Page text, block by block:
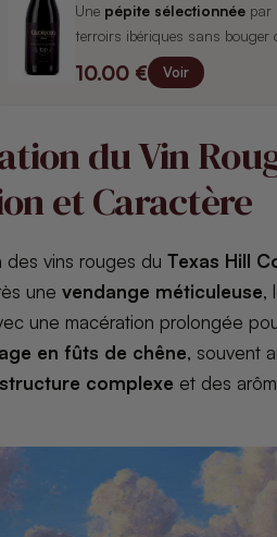
Une pépite sélectionnéepar
terroirs ibériques sans bouger
10.00 € Voir
du Vin
et Caractère
des vins rouges du Texas Hill
une vendange méticuleuse,
une macération prolongée
en fûts de chêne, souvent
structure complexe et des